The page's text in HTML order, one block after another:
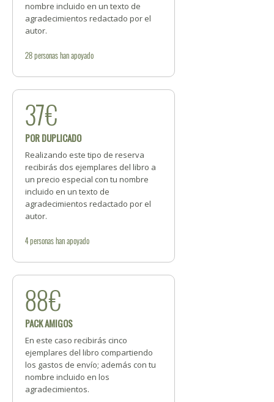
nombre incluido en un texto de
agradecimientos redactado por el
autor.
28personashan apoyado
37€
POR DUPLICADO
Realizando este tipo de reserva
recibirás dos ejemplares del libro a
un precio especial con tu nombre
incluido en un texto de
agradecimientos redactado por el
autor.
4personashan apoyado
88€
PACK AMIGOS
En este caso recibirás cinco
ejemplares del libro compartiendo
los gastos de envío; además con tu
nombre incluido en los
agradecimientos.